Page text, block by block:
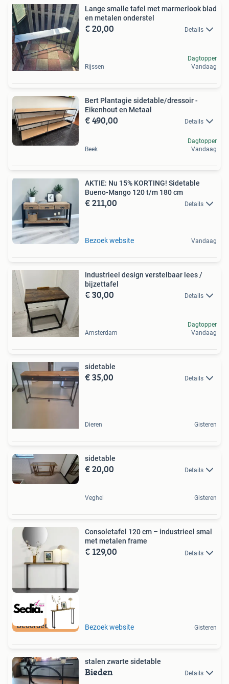
Lange smalle tafel met marmerlook blad
en metalen onderstel
€ 20,00 Details
Rijssen
Dagtopper
Vandaag
Bert Plantagie sidetable/dressoir -
Eikenhout en Metaal
€ 490,00 Details
Beek
Dagtopper
Vandaag
AKTIE: Nu 15% KORTING! Sidetable
Bueno-Mango 120 t/m 180 cm
€ 211,00 Details
Bezoek website Vandaag
Industrieel design verstelbaar lees /
bijzettafel
€ 30,00 Details
Amsterdam
Dagtopper
Vandaag
sidetable
€ 35,00 Details
Dieren Gisteren
sidetable
€ 20,00 Details
Veghel Gisteren
Beoordeeld met 9+
Consoletafel 120 cm – industrieel smal
met metalen frame
€ 129,00 Details
Bezoek website Gisteren
stalen zwarte sidetable
Bieden Details